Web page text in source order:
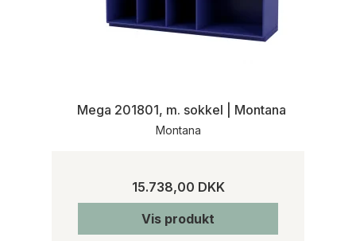
Mega 201801, m. sokkel | Montana
Montana
15.738,00 DKK
Vis produkt